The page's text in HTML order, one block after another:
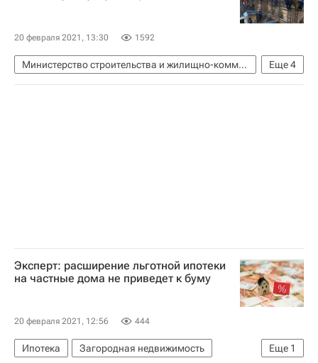
20 февраля 2021, 13:30 1592
Еще4
Министерство строительства и жилищно-коммунального хозяйства РФ (Минстрой России)
Россия
Эксперт: расширение льготной ипотеки
на частные дома не приведет к буму
20 февраля 2021, 12:56 444
Еще 1
Ипотека
Загородная недвижимость